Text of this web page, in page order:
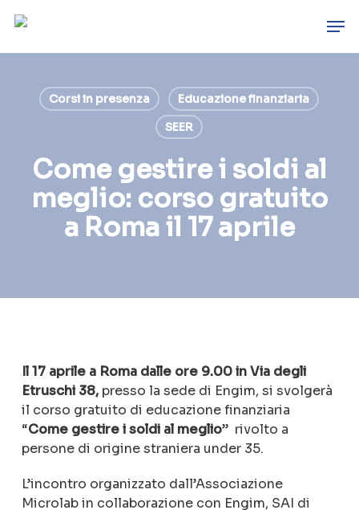
main
Corsi in presenza
Educazione finanziaria
SEER
Come gestire i soldi al
meglio: corso gratuito
a Roma il 17 aprile
Il 17 aprile a Roma dalle ore 9.00 inVia degli
Etruschi 38, presso la sede di Engim, si svolgerà
il corso gratuito di educazione finanziaria
“Come gestire i soldi al meglio” rivolto a
persone di origine straniera under 35.
L’incontro organizzato dall’Associazione
Microlab in collaborazione con Engim, SAI di